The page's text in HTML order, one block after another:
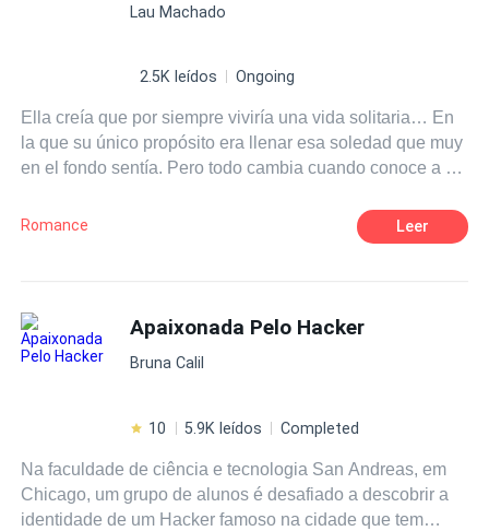
Lau Machado
2.5K leídos Ongoing
Ella creía que por siempre viviría una vida solitaria… En
la que su único propósito era llenar esa soledad que muy
en el fondo sentía. Pero todo cambia cuando conoce a un
hizo girar el mundo a aquella chica, sacándola de su
zona de confort y haciéndola sentir cosas que jamás
Romance Leer
Apaixonada Pelo Hacker
Bruna Calil
10 5.9K leídos Completed
Na faculdade de ciência e tecnologia San Andreas, em
Chicago, um grupo de alunos é desafiado a descobrir a
identidade de um Hacker famoso na cidade que tem